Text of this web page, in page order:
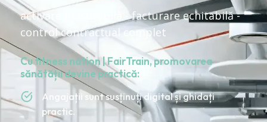
activare măsurabilă - facturare echitabilă -
control contractual complet
Cu fitness nation | FairTrain, promovarea
sănătății devine practică:
Angajații sunt susținuți digital și ghidați
practic.